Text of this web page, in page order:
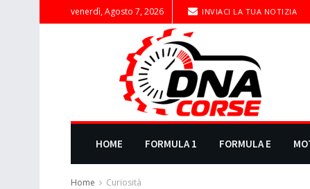
venerdì, Agosto 7, 2026 INVIACI LA TUA NOTIZIA
HOME FORMULA 1 FORMULA E
Home Curiosità